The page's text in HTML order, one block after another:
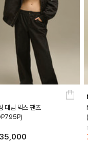
데님 믹스 팬츠
35,000